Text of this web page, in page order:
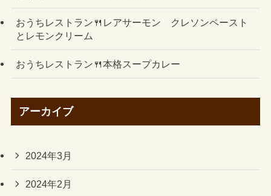
おうちレストラン🍴レアサーモン クレソンペースト
とレモンクリーム
おうちレストラン🍴本格スープカレー
アーカイブ
2024年3月
2024年2月